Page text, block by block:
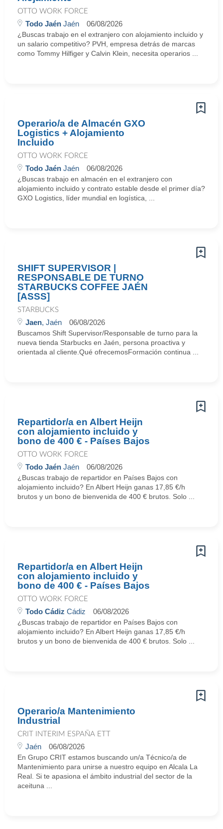
OTTO WORK FORCE
Todo Jaén Jaén 06/08/2026
¿Buscas trabajo en el extranjero con alojamiento incluido y
un salario competitivo? PVH, empresa detrás de marcas
como Tommy Hilfiger y Calvin Klein, necesita operarios ...
Operario/a de Almacén GXO
Logistics + Alojamiento
Incluido
OTTO WORK FORCE
Todo Jaén Jaén 06/08/2026
¿Buscas trabajo en almacén en el extranjero con
alojamiento incluido y contrato estable desde el primer día?
GXO Logistics, líder mundial en logística, ...
SHIFT SUPERVISOR |
RESPONSABLE DE TURNO
STARBUCKS COFFEE JAÉN
[ASSS]
STARBUCKS
Jaen, Jaén 06/08/2026
Buscamos Shift Supervisor/Responsable de turno para la
nueva tienda Starbucks en Jaén, persona proactiva y
orientada al cliente.Qué ofrecemosFormación continua ...
Repartidor/a en Albert Heijn
con alojamiento incluido y
bono de 400 € - Países Bajos
OTTO WORK FORCE
Todo Jaén Jaén 06/08/2026
¿Buscas trabajo de repartidor en Países Bajos con
alojamiento incluido? En Albert Heijn ganas 17,85 €/h
brutos y un bono de bienvenida de 400 € brutos. Solo ...
Repartidor/a en Albert Heijn
con alojamiento incluido y
bono de 400 € - Países Bajos
OTTO WORK FORCE
Todo Cádiz Cádiz 06/08/2026
¿Buscas trabajo de repartidor en Países Bajos con
alojamiento incluido? En Albert Heijn ganas 17,85 €/h
brutos y un bono de bienvenida de 400 € brutos. Solo ...
Operario/a Mantenimiento
Industrial
CRIT INTERIM ESPAÑA ETT
Jaén 06/08/2026
En Grupo CRIT estamos buscando un/a Técnico/a de
Mantenimiento para unirse a nuestro equipo en Alcala La
Real. Si te apasiona el ámbito industrial del sector de la
aceituna ...